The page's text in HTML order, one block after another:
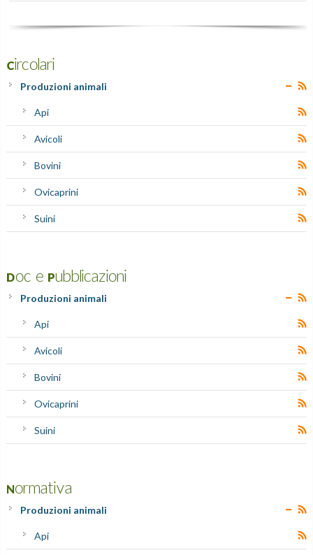
Circolari
Produzioni animali
Api
Avicoli
Bovini
Ovicaprini
Suini
Doc e Pubblicazioni
Produzioni animali
Api
Avicoli
Bovini
Ovicaprini
Suini
Normativa
Produzioni animali
Api